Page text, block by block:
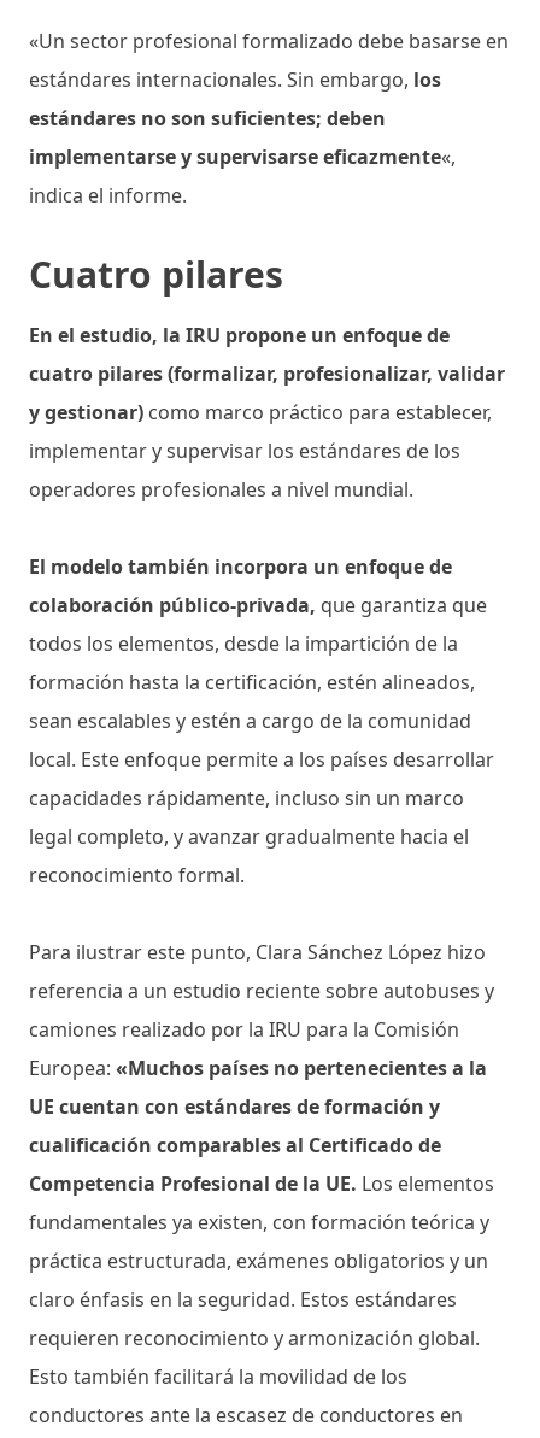
«Un sector profesional formalizado debe basarse en
estándares internacionales. Sin embargo, los
estándares no son suficientes; deben
implementarse y supervisarse eficazmente«,
indica el informe.
Cuatro pilares
En el estudio, la IRU propone un enfoque de
cuatro pilares (formalizar, profesionalizar, validar
y gestionar) como marco práctico para establecer,
implementar y supervisar los estándares de los
operadores profesionales a nivel mundial.
El modelo también incorpora un enfoque de
colaboración público-privada, que garantiza que
todos los elementos, desde la impartición de la
formación hasta la certificación, estén alineados,
sean escalables y estén a cargo de la comunidad
local. Este enfoque permite a los países desarrollar
capacidades rápidamente, incluso sin un marco
legal completo, y avanzar gradualmente hacia el
reconocimiento formal.
Para ilustrar este punto, Clara Sánchez López hizo
referencia a un estudio reciente sobre autobuses y
camiones realizado por la IRU para la Comisión
Europea: «Muchos países no pertenecientes a la
UE cuentan con estándares de formación y
cualificación comparables al Certificado de
Competencia Profesional de la UE. Los elementos
fundamentales ya existen, con formación teórica y
práctica estructurada, exámenes obligatorios y un
claro énfasis en la seguridad. Estos estándares
requieren reconocimiento y armonización global.
Esto también facilitará la movilidad de los
conductores ante la escasez de conductores en